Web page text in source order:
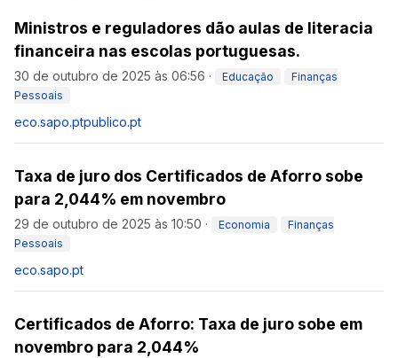
Ministros e reguladores dão aulas de literacia
financeira nas escolas portuguesas.
30 de outubro de 2025 às 06:56 · Educação
Finanças
Pessoais
eco.sapo.ptpublico.pt
Taxa de juro dos Certificados de Aforro sobe
para 2,044% em novembro
29 de outubro de 2025 às 10:50 · Economia
Finanças
Pessoais
eco.sapo.pt
Certificados de Aforro: Taxa de juro sobe em
novembro para 2,044%